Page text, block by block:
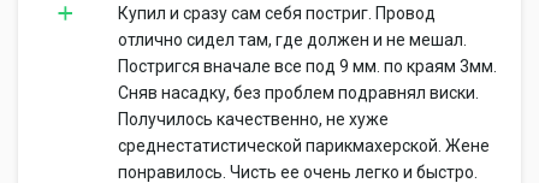
Купил и сразу сам себя постриг. Провод
отлично сидел там, где должен и не мешал.
Постригся вначале все под 9 мм. по краям 3мм.
Сняв насадку, без проблем подравнял виски.
Получилось качественно, не хуже
среднестатистической парикмахерской. Жене
понравилось. Чисть ее очень легко и быстро.